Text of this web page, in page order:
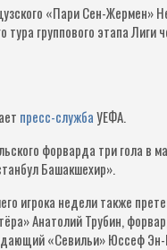
«Пари Сен-Жермен»
тура группового этапа Лиги
пресс-службаУЕФА.
форварда три гола в
Башакшехир».
игрока недели также
Анатолий Трубин,
«Севильи» Юссеф